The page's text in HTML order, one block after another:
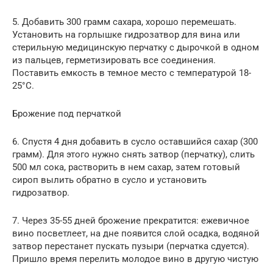
5. Добавить 300 грамм сахара, хорошо перемешать.
Установить на горлышке гидрозатвор для вина или
стерильную медицинскую перчатку с дырочкой в одном
из пальцев, герметизировать все соединения.
Поставить емкость в темное место с температурой 18-
25°C.
Брожение под перчаткой
6. Спустя 4 дня добавить в сусло оставшийся сахар (300
грамм). Для этого нужно снять затвор (перчатку), слить
500 мл сока, растворить в нем сахар, затем готовый
сироп вылить обратно в сусло и установить
гидрозатвор.
7. Через 35-55 дней брожение прекратится: ежевичное
вино посветлеет, на дне появится слой осадка, водяной
затвор перестанет пускать пузыри (перчатка сдуется).
Пришло время перелить молодое вино в другую чистую